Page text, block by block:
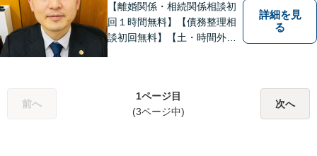
【離婚関係・相続関係相談初
回１時間無料】【債務整理相
談初回無料】【土・時間外応
詳細を見
る
前へ
1ページ目
(3ページ中)
次へ